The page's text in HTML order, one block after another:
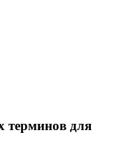
для